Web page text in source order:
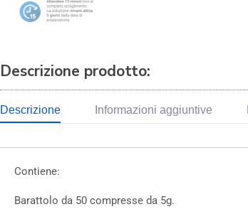
Descrizione prodotto:
Descrizione Informazioni aggiuntive
Contiene:
Barattolo da 50 compresse da 5g.